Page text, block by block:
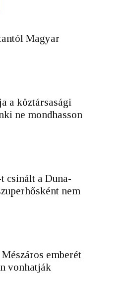
Magyar
a köztársasági
ne mondhasson
csinált a Duna-
nem
emberét
vonhatják